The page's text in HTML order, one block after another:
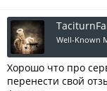
Well-Known
Хорошо что про
перенести свой